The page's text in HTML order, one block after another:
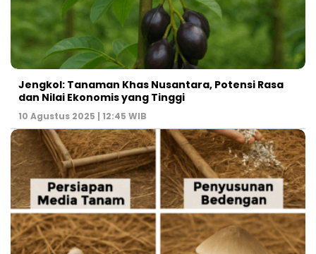
Jengkol: Tanaman Khas Nusantara, Potensi Rasa
dan Nilai Ekonomis yang Tinggi
10 Agustus 2025 | 12:45 WIB